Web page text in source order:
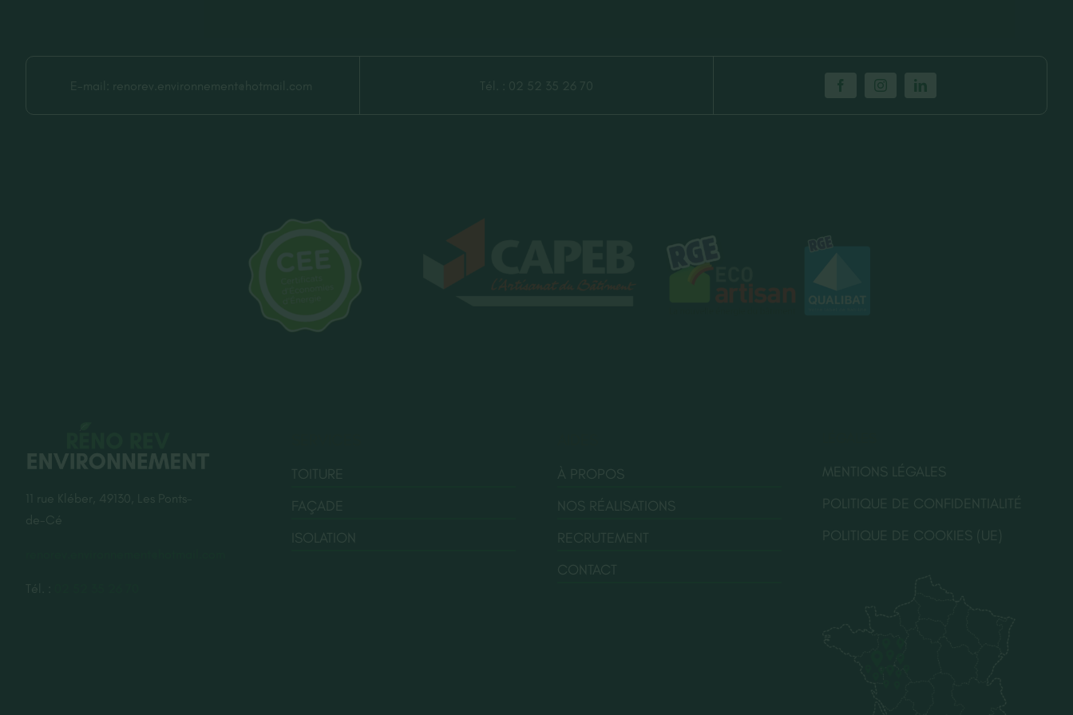
E-mail: renorev.environnement@hotmail.com Tél. : 02 52 35 26 70
11 rue Kléber, 49130, Les Ponts-
de-Cé
Tél. :
TOITURE
FAÇADE
ISOLATION
À PROPOS
NOS RÉALISATIONS
RECRUTEMENT
CONTACT
MENTIONS LÉGALES
POLITIQUE DE CONFIDENTIALITÉ
POLITIQUE DE COOKIES (UE)